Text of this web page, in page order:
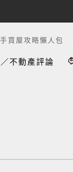
買屋攻略懶人包
不動產評論